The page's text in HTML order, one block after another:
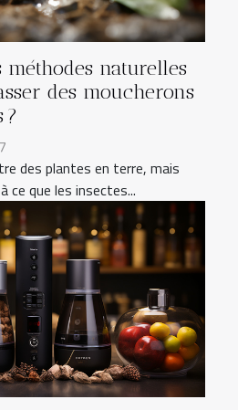
méthodes naturelles
des moucherons
?
des plantes en terre, mais
ce que les insectes...